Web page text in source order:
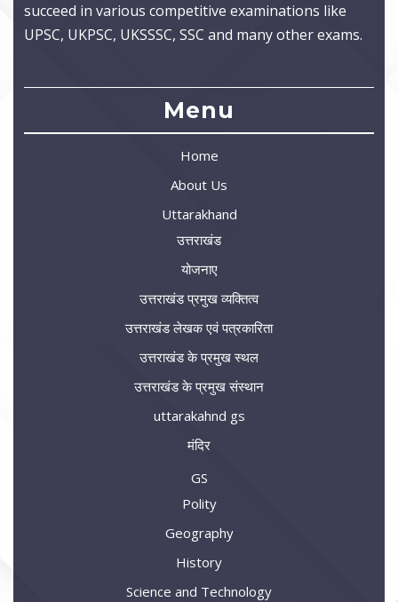
succeed in various competitive examinations like
UPSC, UKPSC, UKSSSC, SSC and many other exams.
Menu
Home
About Us
Uttarakhand
उत्तराखंड
योजनाए
उत्तराखंड प्रमुख व्यक्तित्व
उत्तराखंड लेखक एवं पत्रकारिता
उत्तराखंड के प्रमुख स्थल
उत्तराखंड के प्रमुख संस्थान
uttarakahnd gs
मंदिर
GS
Polity
Geography
History
Science and Technology